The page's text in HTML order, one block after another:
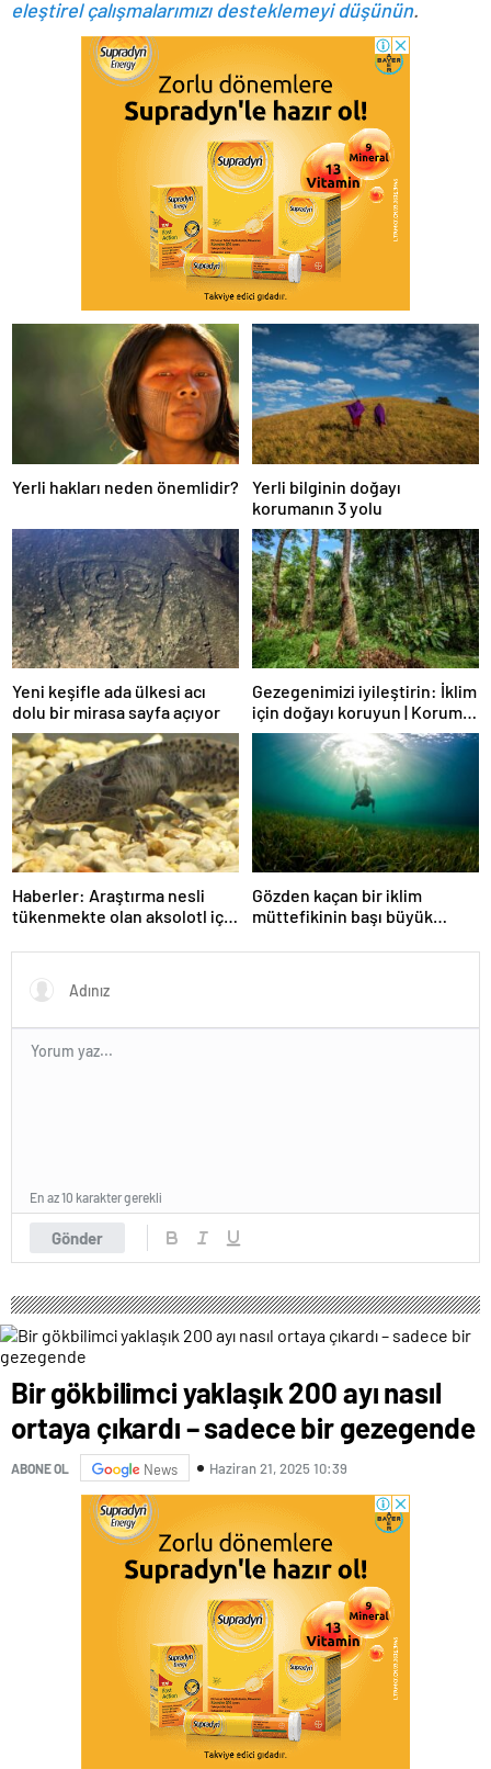
eleştirel çalışmalarımızı desteklemeyi düşünün.
Yerli hakları neden önemlidir?
Yerli bilginin doğayı
korumanın 3 yolu
Yeni keşifle ada ülkesi acı
dolu bir mirasa sayfa açıyor
Gezegenimizi iyileştirin: İklim
için doğayı koruyun | Koruma
Uluslararası
Haberler: Araştırma nesli
tükenmekte olan aksolotl için
Uluslararası
Gözden kaçan bir iklim
müttefikinin başı büyük
Gönder
En az 10 karakter gerekli
Bir gökbilimci yaklaşık 200 ayı nasıl
ortaya çıkardı – sadece bir gezegende
ABONE OL News Haziran 21, 2025 10:39